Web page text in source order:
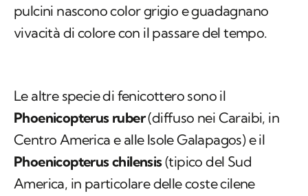
Le altre specie di fenicottero sono il
Phoenicopterus chilensis(tipico del Sud
America, in particolare delle coste cilene
dell'Oceano Pacifico).
NON PERDERTI QUESTO ARTICOLO